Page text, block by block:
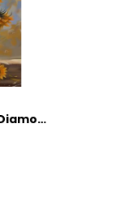
Diamond Painting Vase Diamond Painting Erwachsene, Diamantmalerei Sonnenblume Crystal Art 5D DIY Mosaikherstellung Stickerei Kreuzstich Bastelset für Zimmer Deko, Geschenke (25 * 35cm) -L2532XU1K